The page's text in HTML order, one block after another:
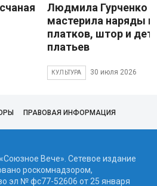
Людмила Гурченко
мастерила наряды
платков, штор и
платьев
КУЛЬТУРА 30 июля 2026
ПРАВОВАЯ ИНФОРМАЦИЯ
Вече». Сетевое издание
роскомнадзором,
эл № фc77-52606 от 25 января